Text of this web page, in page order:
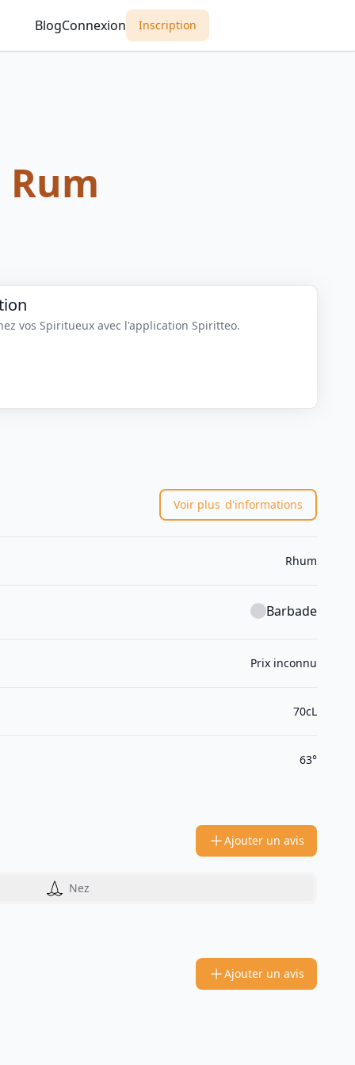
BlogConnexion Inscription
vos Spiritueux avec l'application Spiritteo.
Voir plus d'informations
Rhum
Barbade
Prix inconnu
70cL
63°
Ajouter un avis
Nez
Ajouter un avis